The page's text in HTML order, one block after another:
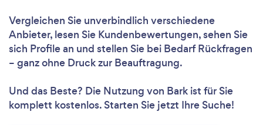
Vergleichen Sie unverbindlich verschiedene
Anbieter, lesen Sie Kundenbewertungen, sehen Sie
sich Profile an und stellen Sie bei Bedarf Rückfragen
– ganz ohne Druck zur Beauftragung.
Und das Beste? Die Nutzung von Bark ist für Sie
komplett kostenlos. Starten Sie jetzt Ihre Suche!